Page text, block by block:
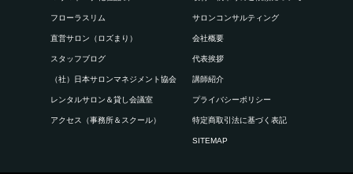
フローラスリム
直営サロン（ロズまり）
スタッフブログ
（社）日本サロンマネジメント協会
レンタルサロン＆貸し会議室
アクセス（事務所＆スクール）
サロンコンサルティング
会社概要
代表挨拶
講師紹介
プライバシーポリシー
特定商取引法に基づく表記
SITEMAP